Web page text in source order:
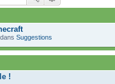
Suggestions
!